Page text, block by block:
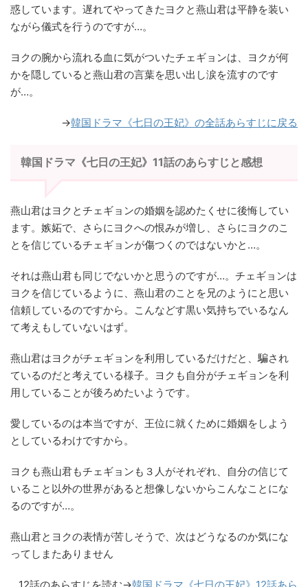
惑しています。遅れてやってきたヨクと燕山君は平静を装い
ながら儀式を行うのですが…。
ヨクの腕から流れる血に気がついたチェギョンは、ヨクが何
かを隠していると燕山君の言葉を思い出し涙を流すのです
が…。
→韓国ドラマ《七日の王妃》の全話あらすじに戻る
韓国ドラマ《七日の王妃》11話のあらすじと感想
燕山君はヨクとチェギョンの婚姻を認めたくせに後悔してい
ます。嫉妬で、さらにヨクへの恨みが増し、さらにヨクのこ
とを信じているチェギョンが傷つくのではないかと…。
それは燕山君も同じでないかと思うのですが…。チェギョンは
ヨクを信じているように、燕山君のことを兄のようにと思い
信頼しているのですから。こんなどす黒い気持ちでいるなん
て考えもしていないはず。
燕山君はヨクがチェギョンを利用しているだけだと、騙され
ているのだと考えている様子。ヨクも自分がチェギョンを利
用していることが後ろめたいようです。
愛しているのは本当ですが、王位に就くために婚姻をしよう
としているわけですから。
ヨクも燕山君もチェギョンも３人がそれぞれ、自分の信じて
いること以外の世界があると想像しないからこんなことにな
るのですが…。
燕山君とヨクの表情が苦しそうで、次はどうなるのか気にな
ってしまたありません